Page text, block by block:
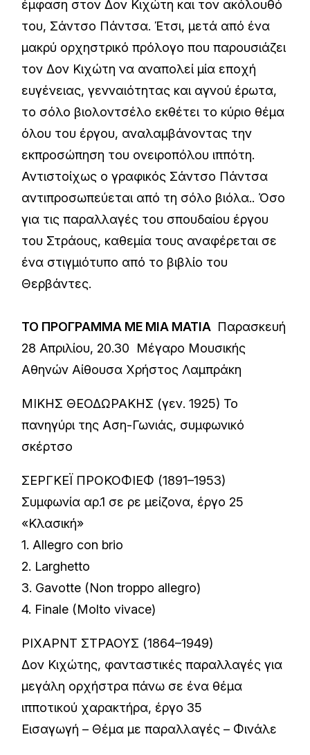
έμφαση στον Δον Κιχώτη και τον ακόλουθό
του, Σάντσο Πάντσα. Έτσι, μετά από ένα
μακρύ ορχηστρικό πρόλογο που παρουσιάζει
τον Δον Κιχώτη να αναπολεί μία εποχή
ευγένειας, γενναιότητας και αγνού έρωτα,
το σόλο βιολοντσέλο εκθέτει το κύριο θέμα
όλου του έργου, αναλαμβάνοντας την
εκπροσώπηση του ονειροπόλου ιππότη.
Αντιστοίχως ο γραφικός Σάντσο Πάντσα
αντιπροσωπεύεται από τη σόλο βιόλα.. Όσο
για τις παραλλαγές του σπουδαίου έργου
του Στράους, καθεμία τους αναφέρεται σε
ένα στιγμιότυπο από το βιβλίο του
Θερβάντες.
ΤΟ ΠΡΟΓΡΑΜΜΑ ΜΕ ΜΙΑ ΜΑΤΙΑ Παρασκευή
28 Απριλίου, 20.30 Μέγαρο Μουσικής
Αθηνών Αίθουσα Χρήστος Λαμπράκη
ΜΙΚΗΣ ΘΕΟΔΩΡΑΚΗΣ (γεν. 1925) Το
πανηγύρι της Αση-Γωνιάς, συμφωνικό
σκέρτσο
ΣΕΡΓΚΕΪ ΠΡΟΚΟΦΙΕΦ (1891–1953)
Συμφωνία αρ.1 σε ρε μείζονα, έργο 25
«Κλασική»
1. Allegro con brio
2. Larghetto
3. Gavotte (Non troppo allegro)
4. Finale (Molto vivace)
ΡΙΧΑΡΝΤ ΣΤΡΑΟΥΣ (1864–1949)
Δον Κιχώτης, φανταστικές παραλλαγές για
μεγάλη ορχήστρα πάνω σε ένα θέμα
ιπποτικού χαρακτήρα, έργο 35
Εισαγωγή – Θέμα με παραλλαγές – Φινάλε